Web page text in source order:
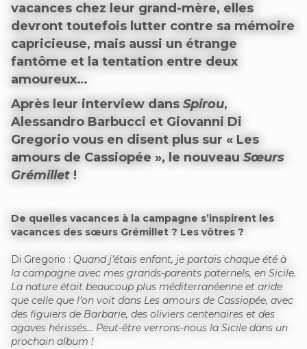
vacances chez leur grand-mère, elles
devront toutefois lutter contre sa mémoire
capricieuse, mais aussi un étrange
fantôme et la tentation entre deux
amoureux…
Après leur interview dans Spirou,
Alessandro Barbucci et Giovanni Di
Gregorio vous en disent plus sur « Les
amours de Cassiopée », le nouveau Sœurs
Grémillet !
De quelles vacances à la campagne s’inspirent les
vacances des sœurs Grémillet ? Les vôtres ?
Di Gregorio : Quand j’étais enfant, je partais chaque été à
la campagne avec mes grands-parents paternels, en Sicile.
La nature était beaucoup plus méditerranéenne et aride
que celle que l’on voit dans Les amours de Cassiopée, avec
des figuiers de Barbarie, des oliviers centenaires et des
agaves hérissés… Peut-être verrons-nous la Sicile dans un
prochain album !